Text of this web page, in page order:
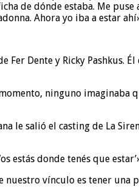
de dónde estaba. Me
Ahora yo iba a estar
Dente y Ricky Pashkus.
ninguno imaginaba
le salió el casting de La
estás donde tenés que
vínculo es tener una